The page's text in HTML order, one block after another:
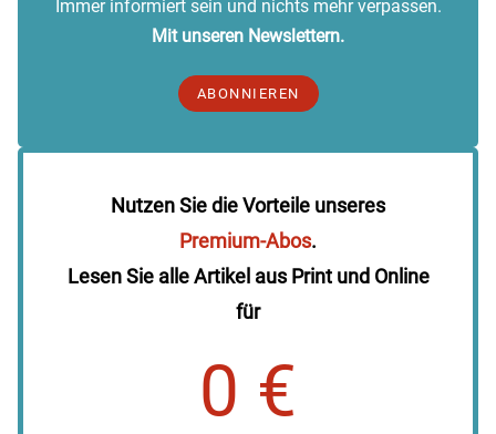
Immer informiert sein und nichts mehr verpassen.
Mit unseren Newslettern.
ABONNIEREN
Nutzen Sie die Vorteile unseres
Premium-Abos.
Lesen Sie alle Artikel aus Print und Online
für
0 €